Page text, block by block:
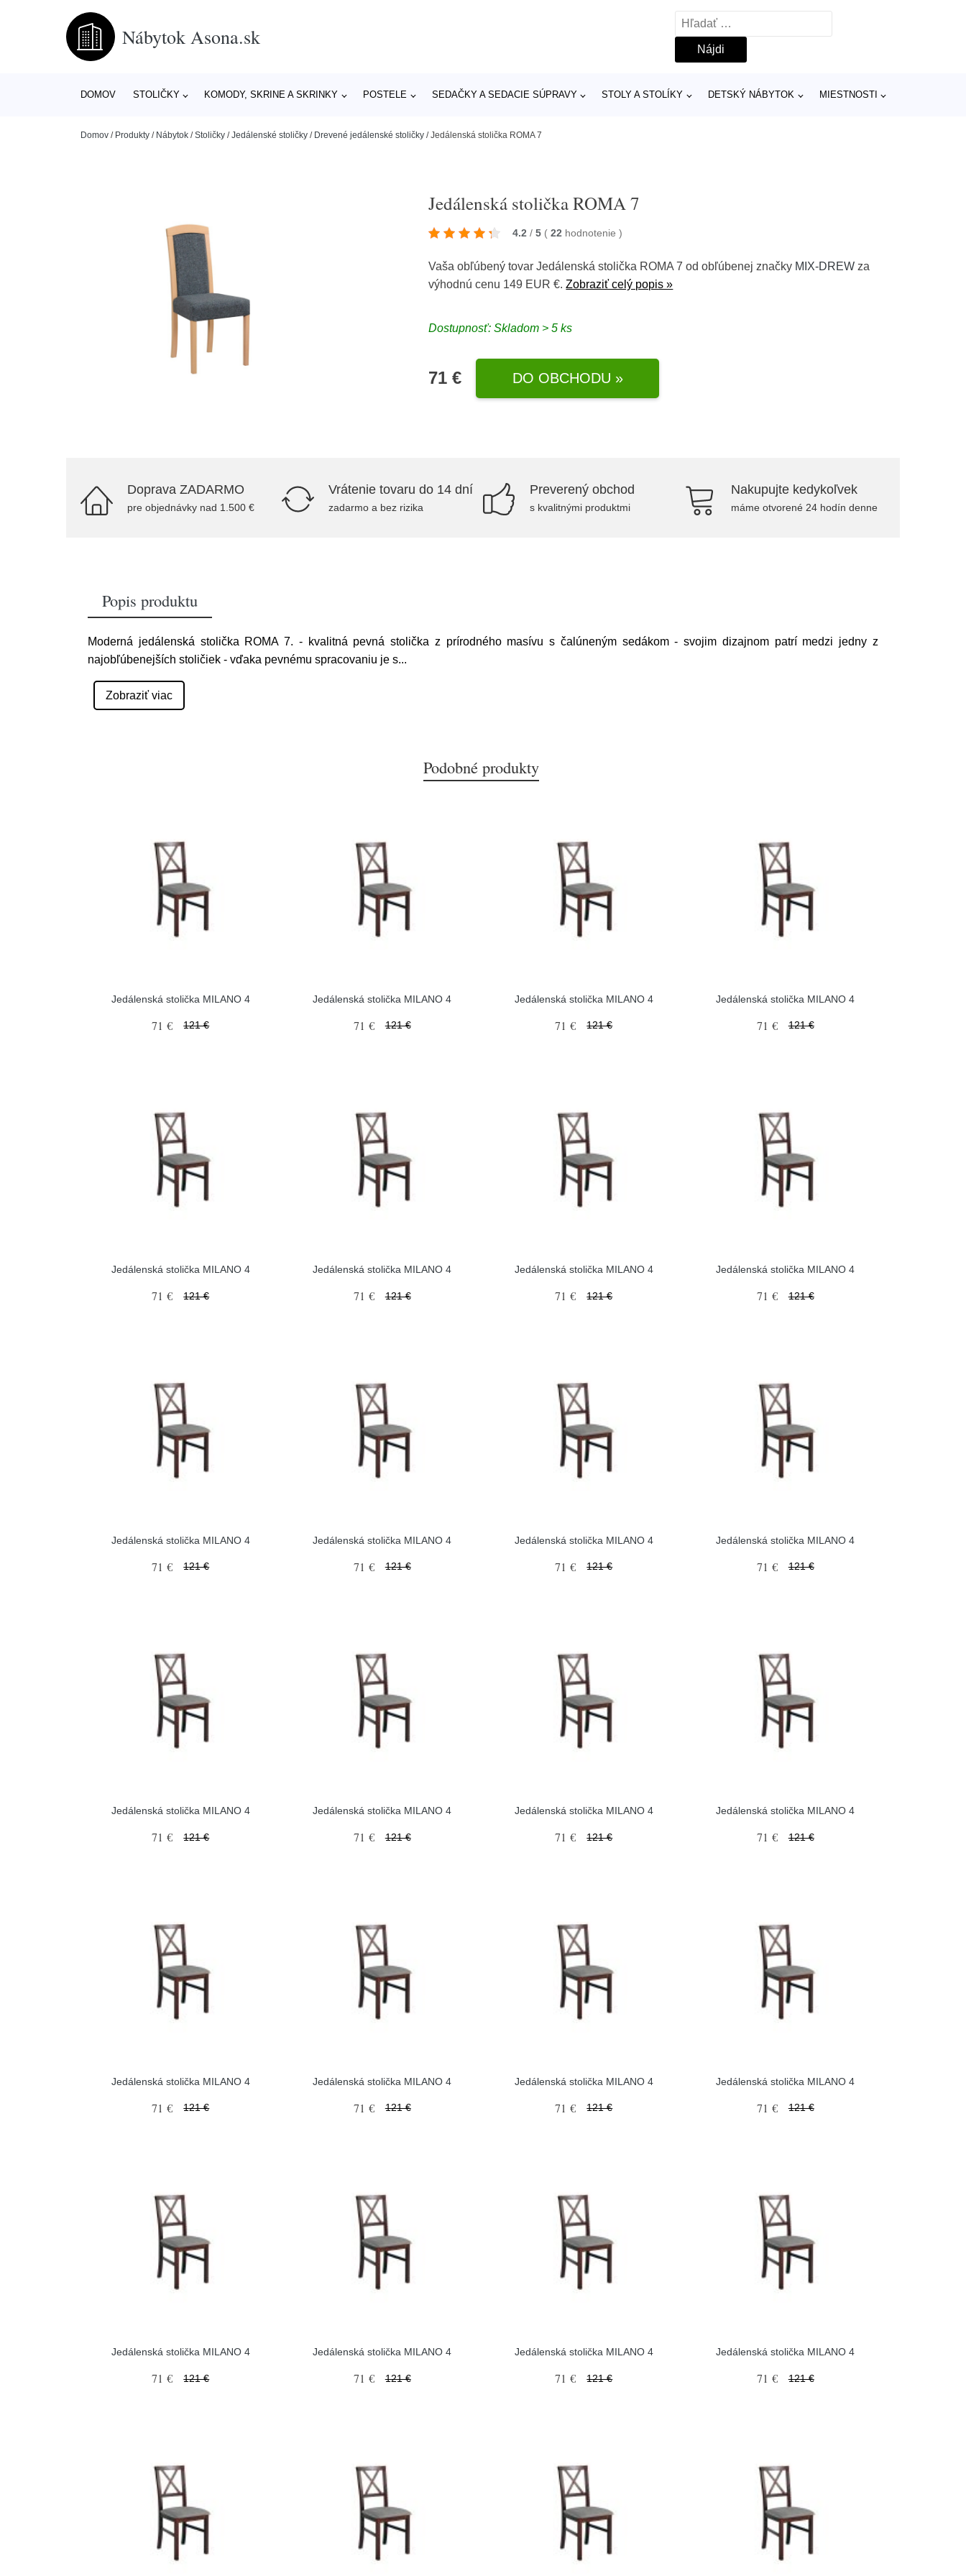
Nábytok Asona.sk
Hľadať:
DOMOV STOLIČKY KOMODY, SKRINE A SKRINKY POSTELE SEDAČKY A SEDACIE SÚPRAVY STOLY A STOLÍKY DETSKÝ NÁBYTOK MIESTNOSTI
Domov / Produkty / Nábytok /Stoličky /Jedálenské stoličky / Drevené jedálenské stoličky /Jedálenská stolička ROMA 7
Jedálenská stolička ROMA 7
4.2 / 5 ( 22 hodnotenie)
Vaša obľúbený tovar Jedálenská stolička ROMA 7 od obľúbenej značky MIX-DREW za
výhodnú cenu 149 EUR €.Zobraziť celý popis »
Dostupnosť: Skladom > 5 ks
71 € DO OBCHODU »
Doprava ZADARMO
pre objednávky nad 1.500 €
Vrátenie tovaru do 14 dní
zadarmo a bez rizika
Preverený obchod
s kvalitnými produktmi
Nakupujte kedykoľvek
máme otvorené 24 hodín denne
Popis produktu
Moderná jedálenská stolička ROMA 7. - kvalitná pevná stolička z prírodného masívu s čalúneným sedákom - svojim dizajnom patrí medzi jedny z
najobľúbenejších stoličiek - vďaka pevnému spracovaniu je s...
Zobraziť viac
Podobné produkty
Jedálenská stolička MILANO 4
71 € 121 €
Jedálenská stolička MILANO 4
71 € 121 €
Jedálenská stolička MILANO 4
71 € 121 €
Jedálenská stolička MILANO 4
71 € 121 €
Jedálenská stolička MILANO 4
71 € 121 €
Jedálenská stolička MILANO 4
71 € 121 €
Jedálenská stolička MILANO 4
71 € 121 €
Jedálenská stolička MILANO 4
71 € 121 €
Jedálenská stolička MILANO 4
71 € 121 €
Jedálenská stolička MILANO 4
71 € 121 €
Jedálenská stolička MILANO 4
71 € 121 €
Jedálenská stolička MILANO 4
71 € 121 €
Jedálenská stolička MILANO 4
71 € 121 €
Jedálenská stolička MILANO 4
71 € 121 €
Jedálenská stolička MILANO 4
71 € 121 €
Jedálenská stolička MILANO 4
71 € 121 €
Jedálenská stolička MILANO 4
71 € 121 €
Jedálenská stolička MILANO 4
71 € 121 €
Jedálenská stolička MILANO 4
71 € 121 €
Jedálenská stolička MILANO 4
71 € 121 €
Jedálenská stolička MILANO 4
71 € 121 €
Jedálenská stolička MILANO 4
71 € 121 €
Jedálenská stolička MILANO 4
71 € 121 €
Jedálenská stolička MILANO 4
71 € 121 €